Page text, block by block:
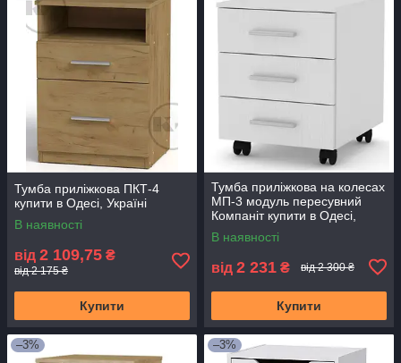
Тумба приліжкова ПКТ-4
купити в Одесі, Україні
В наявності
від 2 109,75 ₴
від 2 175 ₴
Купити
Тумба приліжкова на колесах
МП-3 модуль пересувний
Компаніт купити в Одесі,
Україні
В наявності
від 2 231 ₴ від 2 300 ₴
Купити
–3% –3%